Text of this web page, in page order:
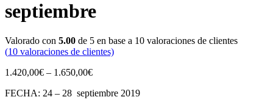
septiembre
Valorado con 5.00 de 5 en base a 10 valoraciones de clientes
(10 valoraciones de clientes)
1.420,00€ – 1.650,00€
FECHA: 24 – 28 septiembre 2019